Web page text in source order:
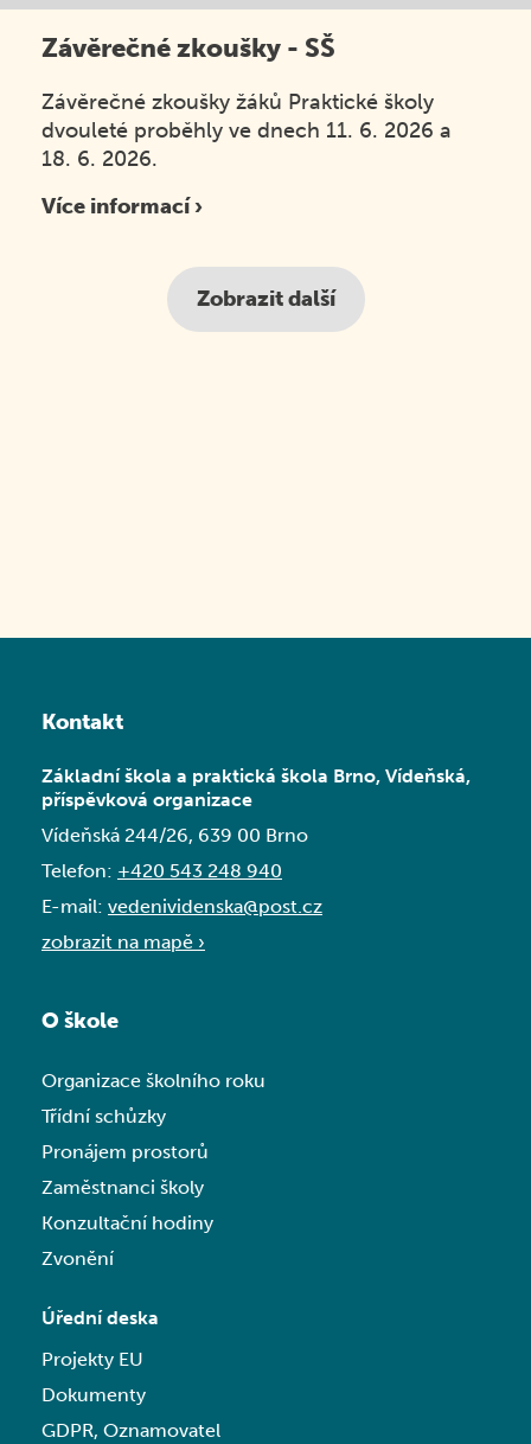
Závěrečné zkoušky - SŠ
Závěrečné zkoušky žáků Praktické školy
dvouleté proběhly ve dnech 11. 6. 2026 a
18. 6. 2026.
Více informací ›
Zobrazit další
Kontakt
Základní škola a praktická škola Brno, Vídeňská,
příspěvková organizace
Vídeňská 244/26, 639 00 Brno
Telefon: +420 543 248 940
E-mail: vedenividenska@post.cz
zobrazit na mapě ›
O škole
Organizace školního roku
Třídní schůzky
Pronájem prostorů
Zaměstnanci školy
Konzultační hodiny
Zvonění
Úřední deska
Projekty EU
Dokumenty
GDPR, Oznamovatel